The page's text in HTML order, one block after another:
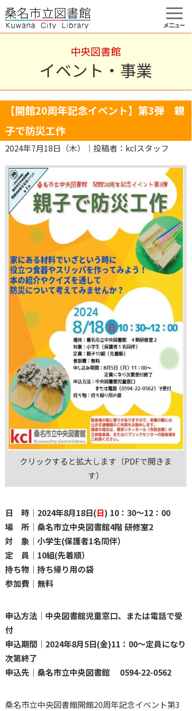
中央図書館
イベント・事業
【開館20周年記念イベント】第3弾 親
子で防災工作
2024年7月18日（木） ｜投稿者：kclスタッフ
クリックすると拡大します（PDFで開きま
す）
日 時｜2024年8月18日(日) 10：30～12：00
場 所｜桑名市立中央図書館4階 研修室2
対 象｜小学生(保護者1名同伴）
定 員｜10組(先着順）
持ち物｜持ち帰り用の袋
参加費｜無料
申込方法｜中央図書館児童窓口、または電話で受
付
申込期間｜2024年8月5日(金)11：00～定員になり
次第終了
申込先｜桑名市立中央図書館 0594-22-0562
桑名市立中央図書館開館20周年記念イベント第3